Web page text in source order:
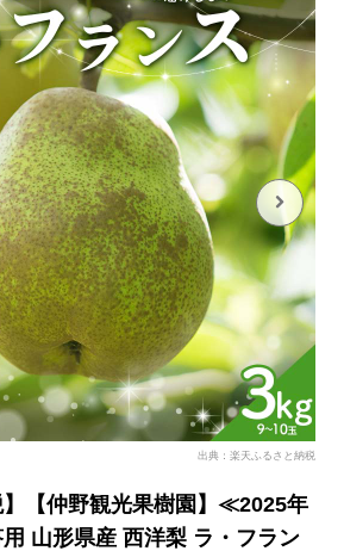
出典：楽天ふるさと納税
】【仲野観光果樹園】≪2025年
山形県産 西洋梨 ラ・フラン